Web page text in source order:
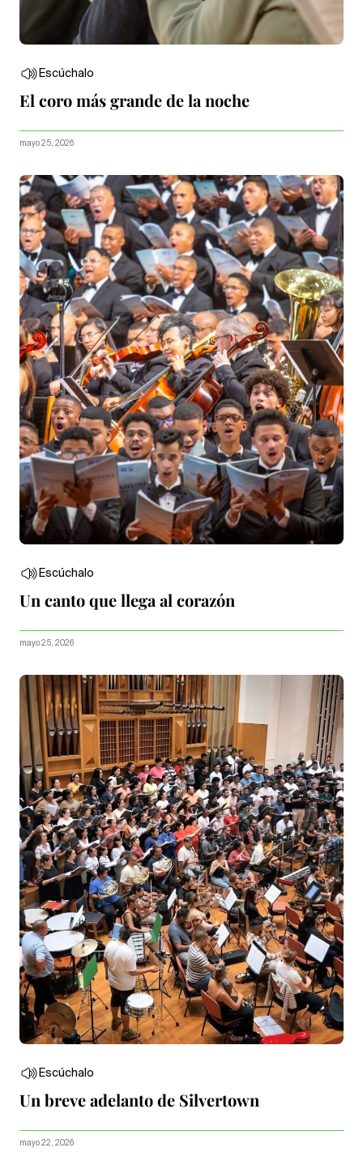
Escúchalo
El coro más grande de la noche
mayo 25, 2026
Escúchalo
Un canto que llega al corazón
mayo 25, 2026
Escúchalo
Un breve adelanto de Silvertown
mayo 22, 2026